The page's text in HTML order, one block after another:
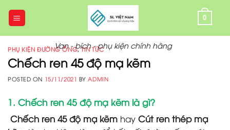
Van - bích - phụ kiện chính hãng
0
PHỤ KIỆN ĐƯỜNG ỐNG,TIN TỨC
Chếch ren 45 độ mạ kẽm
POSTED ON 15/11/2021 BY ADMIN
1. Chếch ren 45 độ mạ kẽm là gì?
Chếch ren 45 độ mạ kẽm hay Cút ren thép mạ